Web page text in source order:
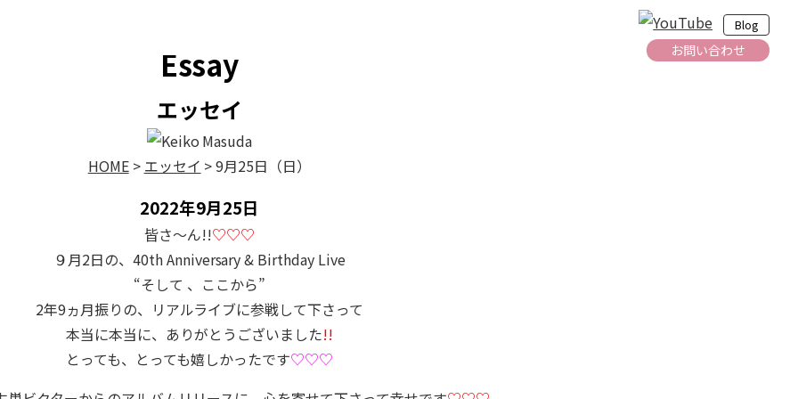
Blog
お問い合わせ
Essay
エッセイ
HOME> エッセイ >9月25日（日）
2022年9月25日
皆さ〜ん!!♡♡♡
９月2日の、40th Anniversary & Birthday Live
“そして 、ここから”
2年9ヵ月振りの、リアルライブに参戦して下さって
本当に本当に、ありがとうございました!!
とっても、とっても嬉しかったです♡♡♡